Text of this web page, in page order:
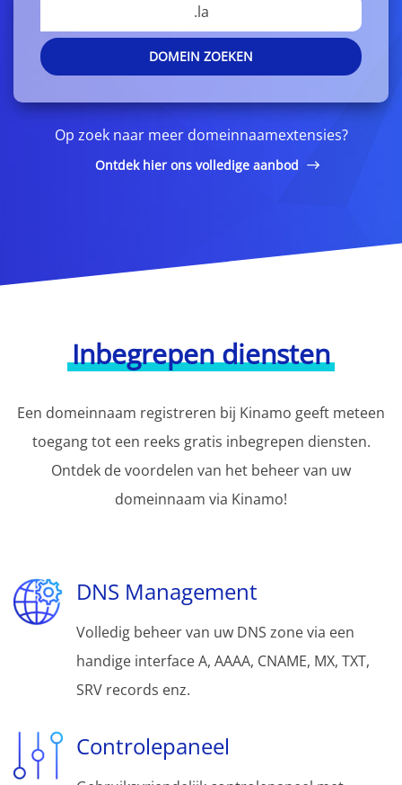
.la
DOMEIN ZOEKEN
Op zoek naar meer domeinnaamextensies?
Ontdek hier ons volledige aanbod
Inbegrepen diensten
Een domeinnaam registreren bij Kinamo geeft meteen
toegang tot een reeks gratis inbegrepen diensten.
Ontdek de voordelen van het beheer van uw
domeinnaam via Kinamo!
DNS Management
Volledig beheer van uw DNS zone via een
handige interface A, AAAA, CNAME, MX, TXT,
SRV records enz.
Controlepaneel